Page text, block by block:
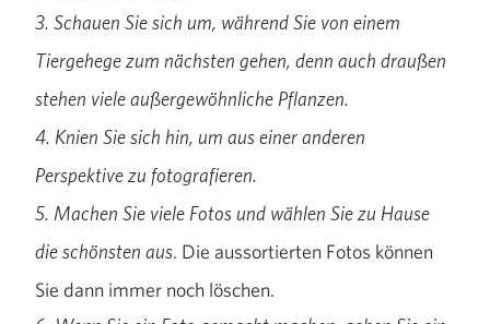
3. Schauen Sie sich um, während Sie von einem
Tiergehege zum nächsten gehen, denn auch draußen
stehen viele außergewöhnliche Pflanzen.
4. Knien Sie sich hin, um aus einer anderen
Perspektive zu fotografieren.
5. Machen Sie viele Fotos und wählen Sie zu Hause
die schönsten aus. Die aussortierten Fotos können
Sie dann immer noch löschen.